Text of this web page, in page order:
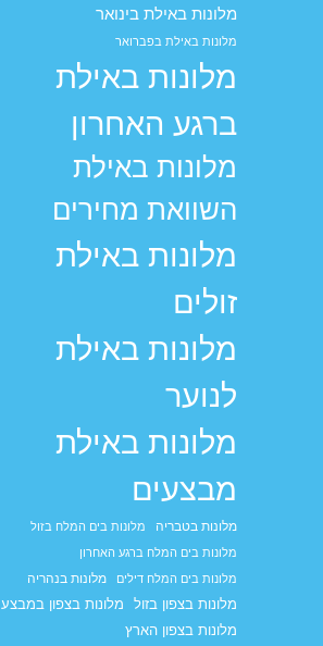
מלונות באילת בינואר
מלונות באילת בפברואר
מלונות באילת
ברגע האחרון
מלונות באילת
השוואת מחירים
מלונות באילת
זולים
מלונות באילת
לנוער
מלונות באילת
מבצעים
מלונות בטבריה
מלונות בים המלח בזול
מלונות בים המלח ברגע האחרון
מלונות בים המלח דילים
מלונות בנהריה
מלונות בצפון בזול
מלונות בצפון במבצע
מלונות בצפון הארץ